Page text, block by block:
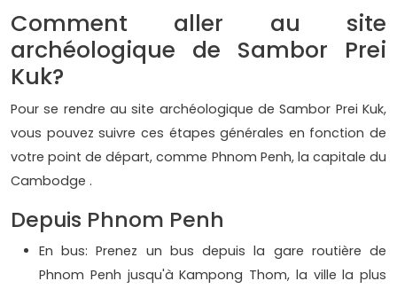
Comment aller au site
archéologique de Sambor Prei
Kuk?
Pour se rendre au site archéologique de Sambor Prei Kuk,
vous pouvez suivre ces étapes générales en fonction de
votre point de départ, comme Phnom Penh, la capitale du
Cambodge .
Depuis Phnom Penh
En bus: Prenez un bus depuis la gare routière de
Phnom Penh jusqu'à Kampong Thom, la ville la plus